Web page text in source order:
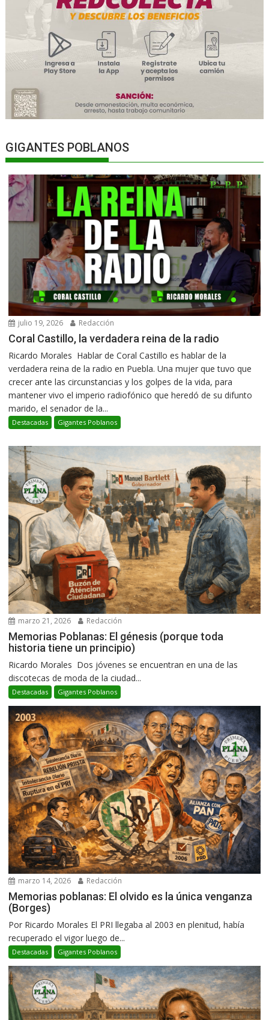
GIGANTES POBLANOS
julio 19, 2026 Redacción
Coral Castillo, la verdadera reina de la radio
Ricardo Morales Hablar de Coral Castillo es hablar de la
verdadera reina de la radio en Puebla. Una mujer que tuvo que
crecer ante las circunstancias y los golpes de la vida, para
mantener vivo el imperio radiofónico que heredó de su difunto
marido, el senador de la...
Destacadas Gigantes Poblanos
marzo 21, 2026 Redacción
Memorias Poblanas: El génesis (porque toda
historia tiene un principio)
Ricardo Morales Dos jóvenes se encuentran en una de las
discotecas de moda de la ciudad...
Destacadas Gigantes Poblanos
marzo 14, 2026 Redacción
Memorias poblanas: El olvido es la única venganza
(Borges)
Por Ricardo Morales El PRI llegaba al 2003 en plenitud, había
recuperado el vigor luego de...
Destacadas Gigantes Poblanos